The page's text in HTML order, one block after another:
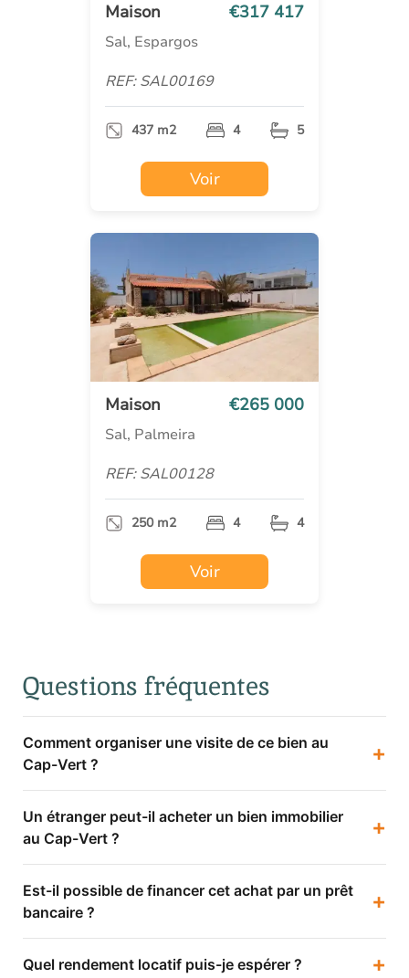
Maison €317 417
Sal, Espargos
REF: SAL00169
437 m2 4 5
Voir
Maison €265 000
Sal, Palmeira
REF: SAL00128
250 m2 4 4
Voir
Questions fréquentes
Comment organiser une visite de ce bien au
Cap-Vert ?
+
Un étranger peut-il acheter un bien immobilier
au Cap-Vert ?
+
Est-il possible de financer cet achat par un prêt
bancaire ?
+
Quel rendement locatif puis-je espérer ? +